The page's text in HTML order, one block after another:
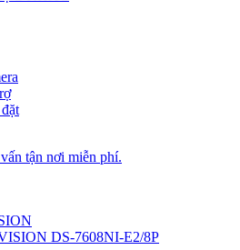
tận nơi miễn phí.
DS-7608NI-E2/8P